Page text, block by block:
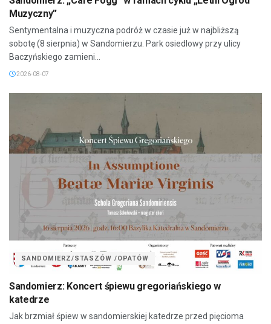
Muzyczny”
Sentymentalna i muzyczna podróż w czasie już w najbliższą
sobotę (8 sierpnia) w Sandomierzu. Park osiedlowy przy ulicy
Baczyńskiego zamieni...
2026-08-07
SANDOMIERZ/STASZÓW /OPATÓW
Sandomierz: Koncert śpiewu gregoriańskiego w
katedrze
Jak brzmiał śpiew w sandomierskiej katedrze przed pięcioma